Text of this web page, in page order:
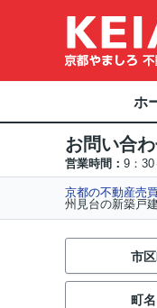
ホ
お問い合
営業時間： 9：30
京都の不動産売
州見台の新築戸
市
町